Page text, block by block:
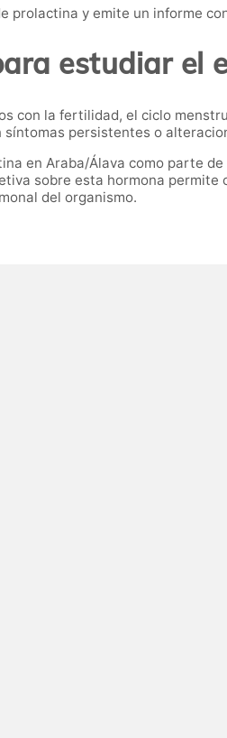
y emite un informe
estudiar el
con la fertilidad, el ciclo
persistentes o
en Araba/Álava como parte
sobre esta hormona
del organismo.